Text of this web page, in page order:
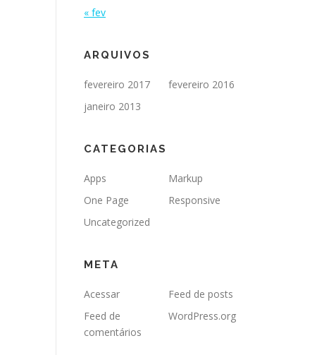
« fev
ARQUIVOS
fevereiro 2017
fevereiro 2016
janeiro 2013
CATEGORIAS
Apps
Markup
One Page
Responsive
Uncategorized
META
Acessar
Feed de posts
Feed de
comentários
WordPress.org